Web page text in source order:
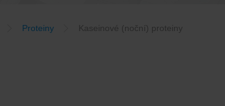
Proteiny Kaseinové (noční) proteiny